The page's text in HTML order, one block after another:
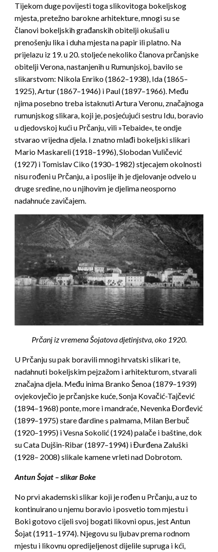
Tijekom duge povijesti toga slikovitoga bokeljskog
mjesta, pretežno barokne arhitekture, mnogi su se
članovi bokeljskih građanskih obitelji okušali u
prenošenju lika i duha mjesta na papir ili platno. Na
prijelazu iz 19. u 20. stoljeće nekoliko članova prčanjske
obitelji Verona, nastanjenih u Rumunjskoj, bavilo se
slikarstvom: Nikola Enriko (1862–1938), Ida (1865–
1925), Artur (1867–1946) i Paul (1897–1966). Među
njima posebno treba istaknuti Artura Veronu, značajnoga
rumunjskog slikara, koji je, posjećujući sestru Idu, boravio
u djedovskoj kući u Prčanju, vili »Tebaide«, te ondje
stvarao vrijedna djela. I znatno mlađi bokeljski slikari
Mario Maskareli (1918–1996), Slobodan Vuličević
(1927) i Tomislav Ciko (1930–1982) stjecajem okolnosti
nisu rođeni u Prčanju, a i poslije ih je djelovanje odvelo u
druge sredine, no u njihovim je djelima neosporno
nadahnuće zavičajem.
Prčanj iz vremena Šojatova djetinjstva, oko 1920.
U Prčanju su pak boravili mnogi hrvatski slikari te,
nadahnuti bokeljskim pejzažom i arhitekturom, stvarali
značajna djela. Među inima Branko Šenoa (1879–1939)
ovjekovječio je prčanjske kuće, Sonja Kovačić-Tajčević
(1894–1968) ponte, more i mandraće, Nevenka Đorđević
(1899–1975) stare đardine s palmama, Milan Berbuč
(1920–1995) i Vesna Sokolić (1924) palače i baštine, dok
su Cata Dujšin-Ribar (1897–1994) i Đurđena Zaluški
(1928– 2008) slikale kamene vrleti nad Dobrotom.
Antun Šojat – slikar Boke
No prvi akademski slikar koji je rođen u Prčanju, a uz to
kontinuirano u njemu boravio i posvetio tom mjestu i
Boki gotovo cijeli svoj bogati likovni opus, jest Antun
Šojat (1911–1974). Njegovu su ljubav prema rodnom
mjestu i likovnu opredijeljenost dijelile supruga i kći,